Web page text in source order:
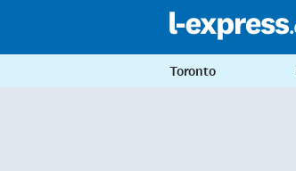
Toronto